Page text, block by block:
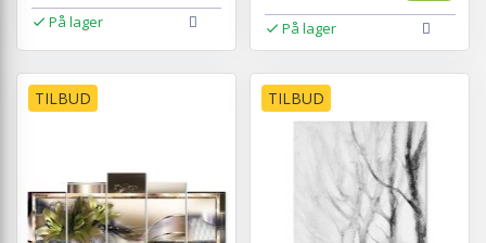
På lager På lager
TILBUD TILBUD